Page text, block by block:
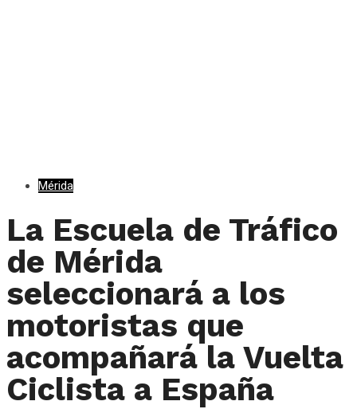
Mérida
La Escuela de Tráfico
de Mérida
seleccionará a los
motoristas que
acompañará la Vuelta
Ciclista a España